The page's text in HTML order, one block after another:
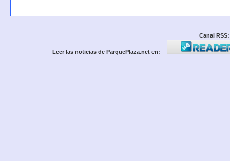
Canal RSS:
Leer las noticias de ParquePlaza.net en: